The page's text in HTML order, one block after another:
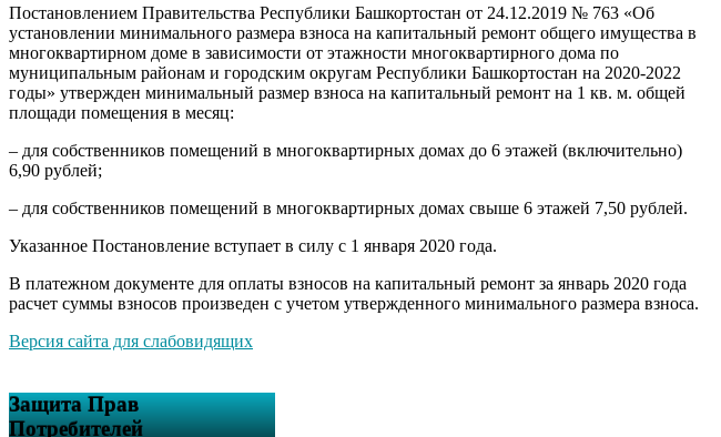
Постановлением Правительства Республики Башкортостан от 24.12.2019 № 763 «Об
установлении минимального размера взноса на капитальный ремонт общего имущества в
многоквартирном доме в зависимости от этажности многоквартирного дома по
муниципальным районам и городским округам Республики Башкортостан на 2020-2022
годы» утвержден минимальный размер взноса на капитальный ремонт на 1 кв. м. общей
площади помещения в месяц:
– для собственников помещений в многоквартирных домах до 6 этажей (включительно)
6,90 рублей;
– для собственников помещений в многоквартирных домах свыше 6 этажей 7,50 рублей.
Указанное Постановление вступает в силу с 1 января 2020 года.
В платежном документе для оплаты взносов на капитальный ремонт за январь 2020 года
расчет суммы взносов произведен с учетом утвержденного минимального размера взноса.
Версия сайта для слабовидящих
Защита Прав
Потребителей